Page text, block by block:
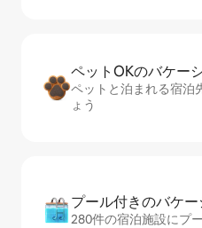
ペットOKのバ⁠ケ⁠ー⁠
ペットと泊まれる宿泊
ょう
プール付きのバ⁠ケ⁠
280件の宿泊施設にプ